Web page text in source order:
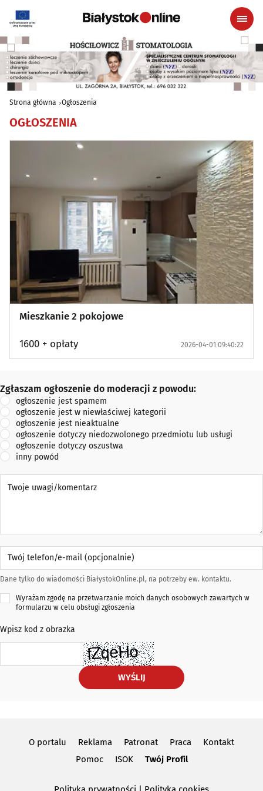
Strona główna Ogłoszenia
OGŁOSZENIA
Mieszkanie 2 pokojowe
1600 + opłaty 2026-04-01 09:40:22
Zgłaszam ogłoszenie do moderacji z powodu:
Zgłaszam ogłoszenie do moderacji z powodu:
ogłoszenie jest spamem
ogłoszenie jest w niewłaściwej kategorii
ogłoszenie jest nieaktualne
ogłoszenie dotyczy niedozwolonego przedmiotu lub usługi
ogłoszenie dotyczy oszustwa
inny powód
Twój telefon/e-mail (opcjonalnie)
Dane tylko do wiadomości BiałystokOnline.pl, na potrzeby ew. kontaktu.
Wyrażam zgodę na przetwarzanie moich danych osobowych zawartych w
formularzu w celu obsługi zgłoszenia
Wpisz kod z obrazka
WYŚLIJ
O portalu Reklama Patronat Praca
Kontakt
Pomoc
ISOK Twój Profil